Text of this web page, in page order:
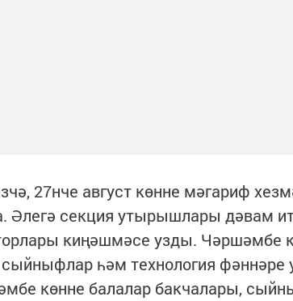
27нче август көнне мәгариф
Әлегә секция утырышлары дәвам
киңәшмәсе узды. Чәршәмбе
һәм технология
көнне балалар бакчалары,